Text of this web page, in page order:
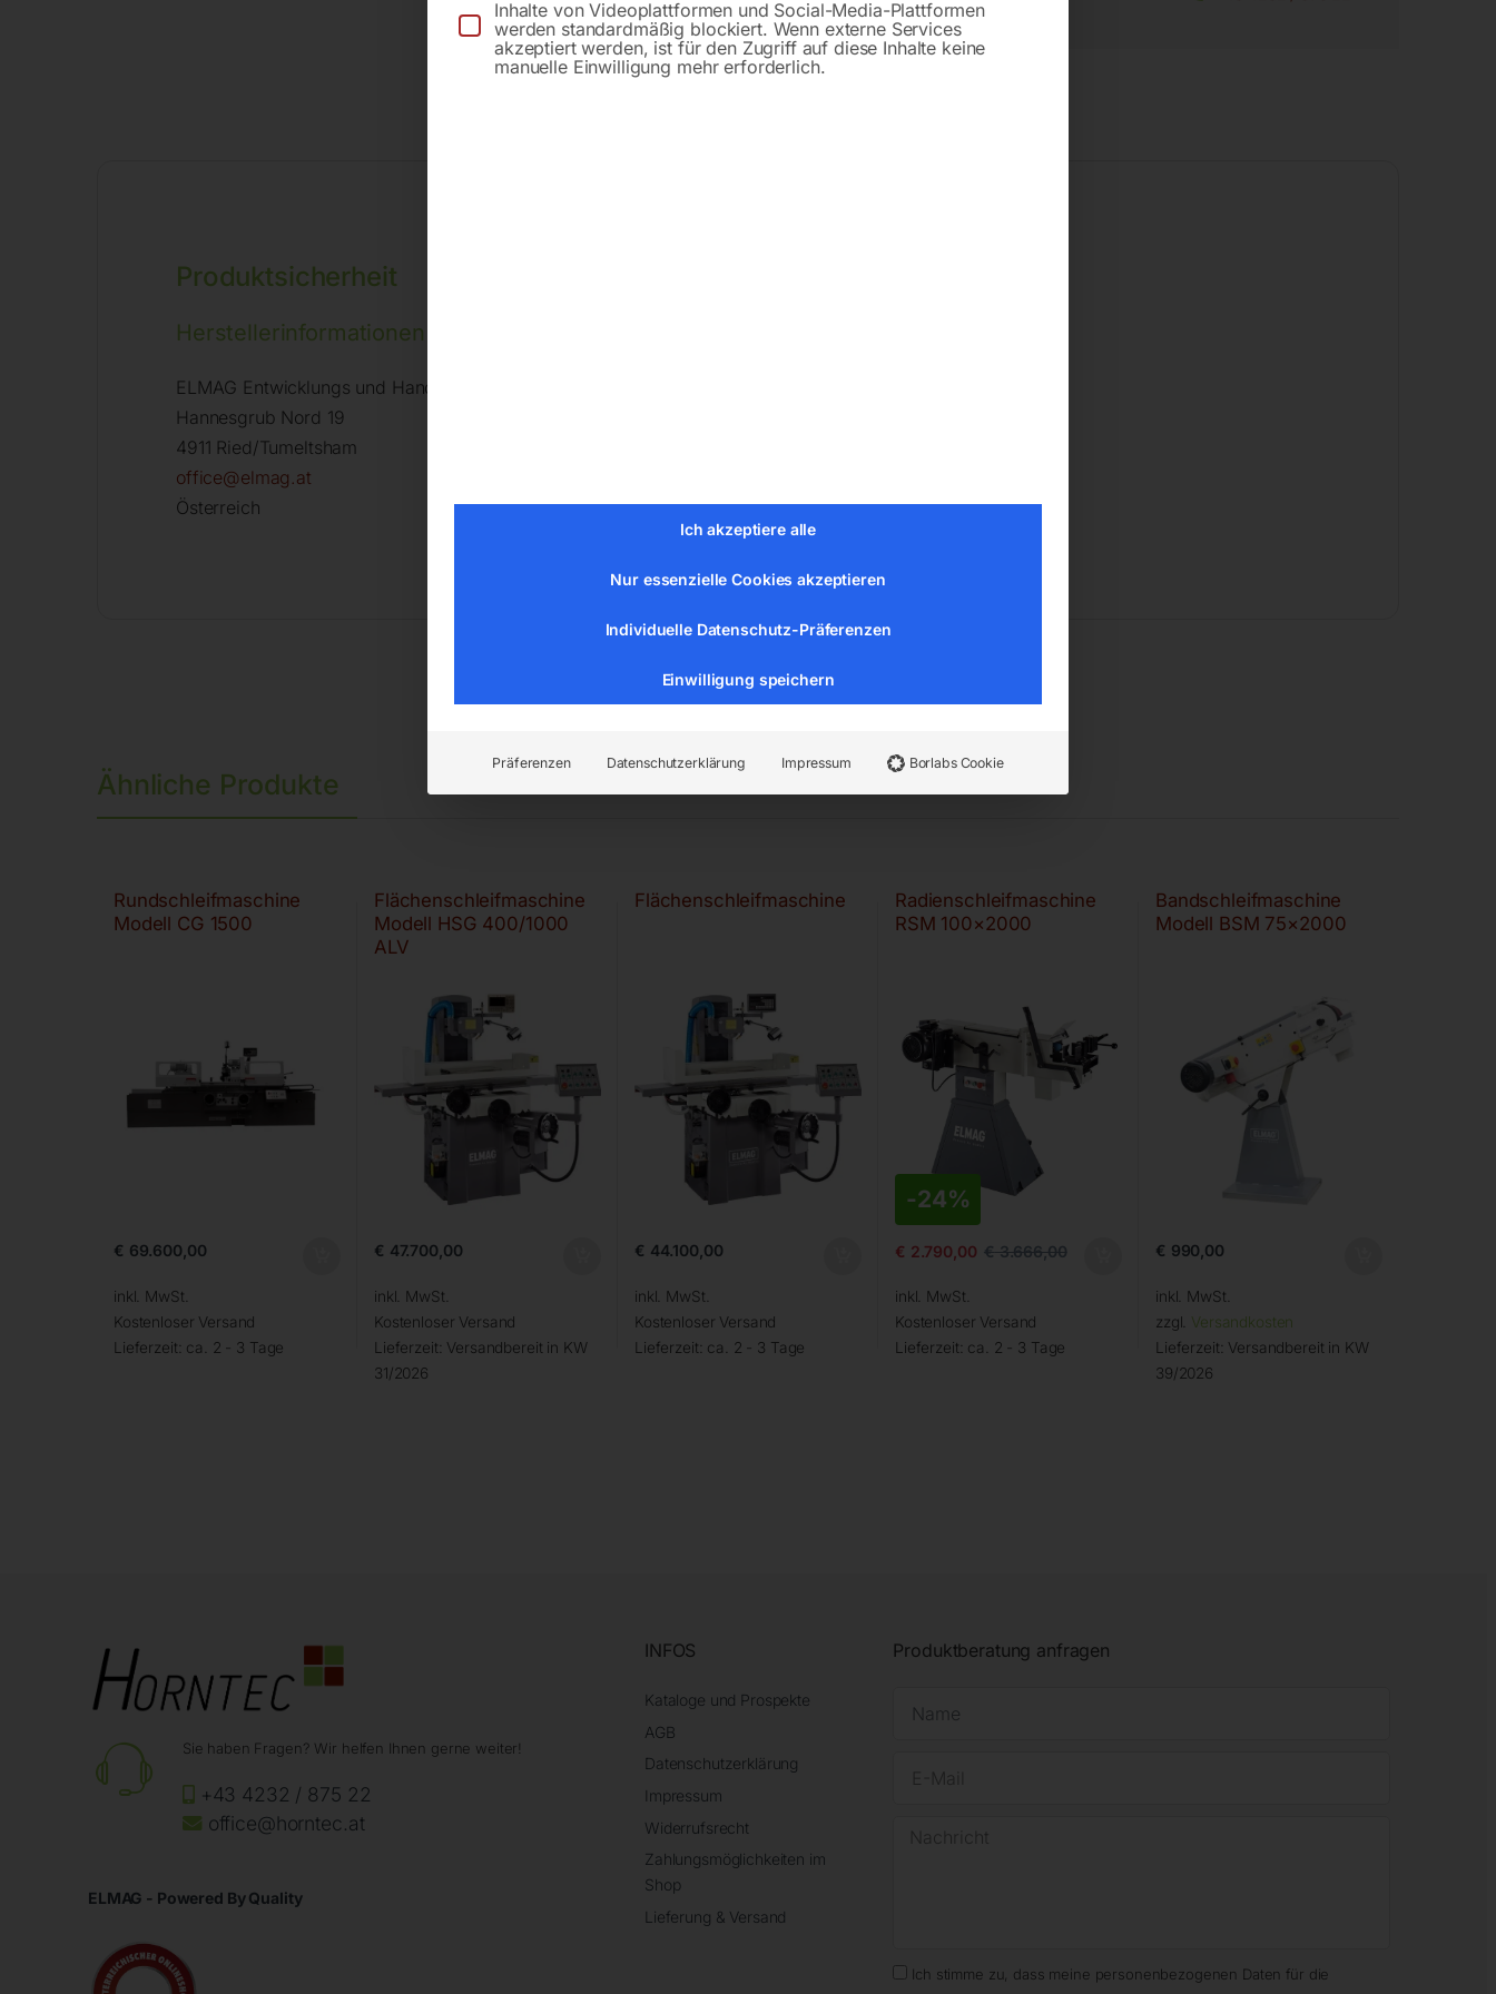
Produktsicherheit
Herstellerinformationen
ELMAG Entwicklungs und Handels GmbH
Hannesgrub Nord 19
4911 Ried/Tumeltsham
office@elmag.at
Österreich
Ähnliche Produkte
Rundschleifmaschine
Modell CG 1500
€ 69.600,00
inkl. MwSt.
Kostenloser Versand
Lieferzeit: ca. 2 - 3 Tage
Flächenschleifmaschine
Modell HSG 400/1000
ALV
€ 47.700,00
inkl. MwSt.
Kostenloser Versand
Lieferzeit: Versandbereit in KW
31/2026
Flächenschleifmaschine
€ 44.100,00
inkl. MwSt.
Kostenloser Versand
Lieferzeit: ca. 2 - 3 Tage
Radienschleifmaschine
RSM 100×2000
-24%
€ 2.790,00 €3.666,00
inkl. MwSt.
Kostenloser Versand
Lieferzeit: ca. 2 - 3 Tage
Bandschleifmaschine
Modell BSM 75×2000
€ 990,00
inkl. MwSt.
zzgl. Versandkosten
Lieferzeit: Versandbereit in KW
39/2026
Sie haben Fragen? Wir helfen Ihnen gerne weiter!
+43 4232 / 875 22
office@horntec.at
ELMAG - Powered By Quality
INFOS
Kataloge und Prospekte
AGB
Datenschutzerklärung
Impressum
Widerrufsrecht
Zahlungsmöglichkeiten im
Shop
Lieferung & Versand
Produktberatung anfragen
Ich stimme zu, dass meine personenbezogenen Daten für die
Inhalte von Videoplattformen und Social-Media-Plattformen
werden standardmäßig blockiert. Wenn externe Services
akzeptiert werden, ist für den Zugriff auf diese Inhalte keine
manuelle Einwilligung mehr erforderlich.
Ich akzeptiere alle
Nur essenzielle Cookies akzeptieren
Individuelle Datenschutz-Präferenzen
Einwilligung speichern
Präferenzen Datenschutzerklärung Impressum Borlabs Cookie